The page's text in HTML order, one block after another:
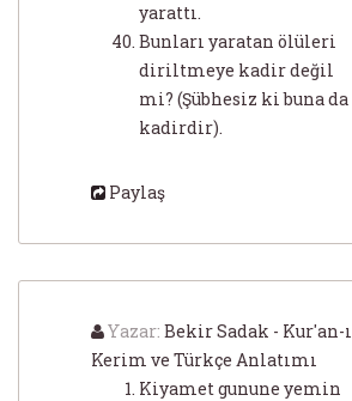
yarattı.
Bunları yaratan ölüleri
diriltmeye kadir değil
mi? (Şübhesiz ki buna da
kadirdir).
Paylaş
Yazar: Bekir Sadak - Kur'an-ı
Kerim ve Türkçe Anlatımı
Kiyamet gunune yemin